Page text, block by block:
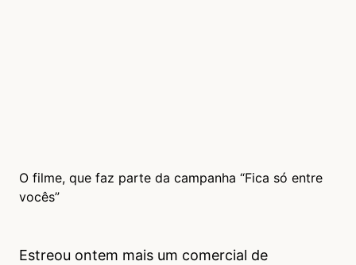
O filme, que faz parte da campanha “Fica só entre
vocês”
Estreou ontem mais um comercial de